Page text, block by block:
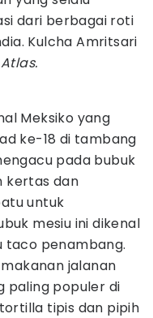
dari berbagai roti
Kulcha Amritsari
Meksiko yang
ke-18 di tambang
pada bubuk
kertas dan
untuk
mesiu ini dikenal
taco penambang.
jalanan
paling populer di
tipis dan pipih